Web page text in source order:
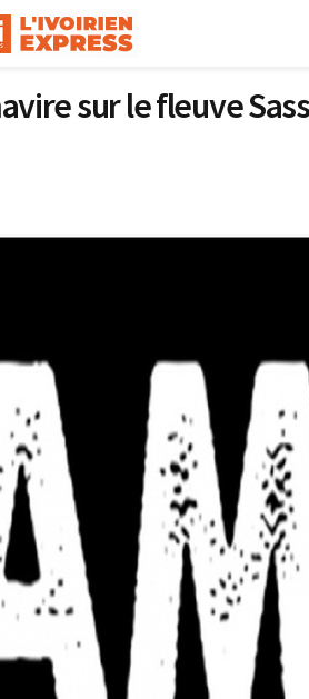
sur le fleuve